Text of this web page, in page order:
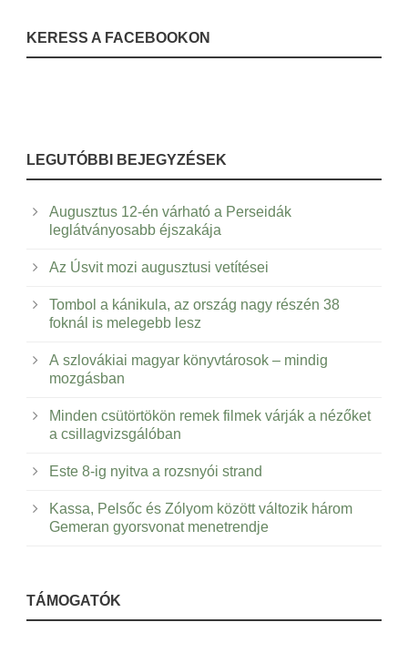
KERESS A FACEBOOKON
LEGUTÓBBI BEJEGYZÉSEK
Augusztus 12-én várható a Perseidák
leglátványosabb éjszakája
Az Úsvit mozi augusztusi vetítései
Tombol a kánikula, az ország nagy részén 38
foknál is melegebb lesz
A szlovákiai magyar könyvtárosok – mindig
mozgásban
Minden csütörtökön remek filmek várják a nézőket
a csillagvizsgálóban
Este 8-ig nyitva a rozsnyói strand
Kassa, Pelsőc és Zólyom között változik három
Gemeran gyorsvonat menetrendje
TÁMOGATÓK